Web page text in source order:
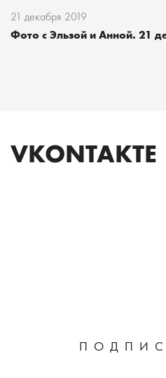
21 декабря 2019
Фото с Эльзой и Анной. 21
VKONTAKTE